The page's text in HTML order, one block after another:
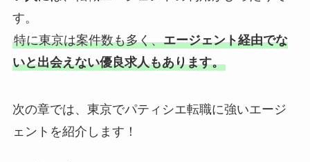
す。
特に東京は案件数も多く、エージェント経由でな
いと出会えない優良求人もあります。
次の章では、東京でパティシエ転職に強いエージ
ェントを紹介します！